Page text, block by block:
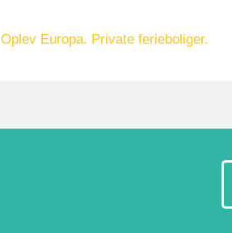
Oplev Europa. Private ferieboliger.